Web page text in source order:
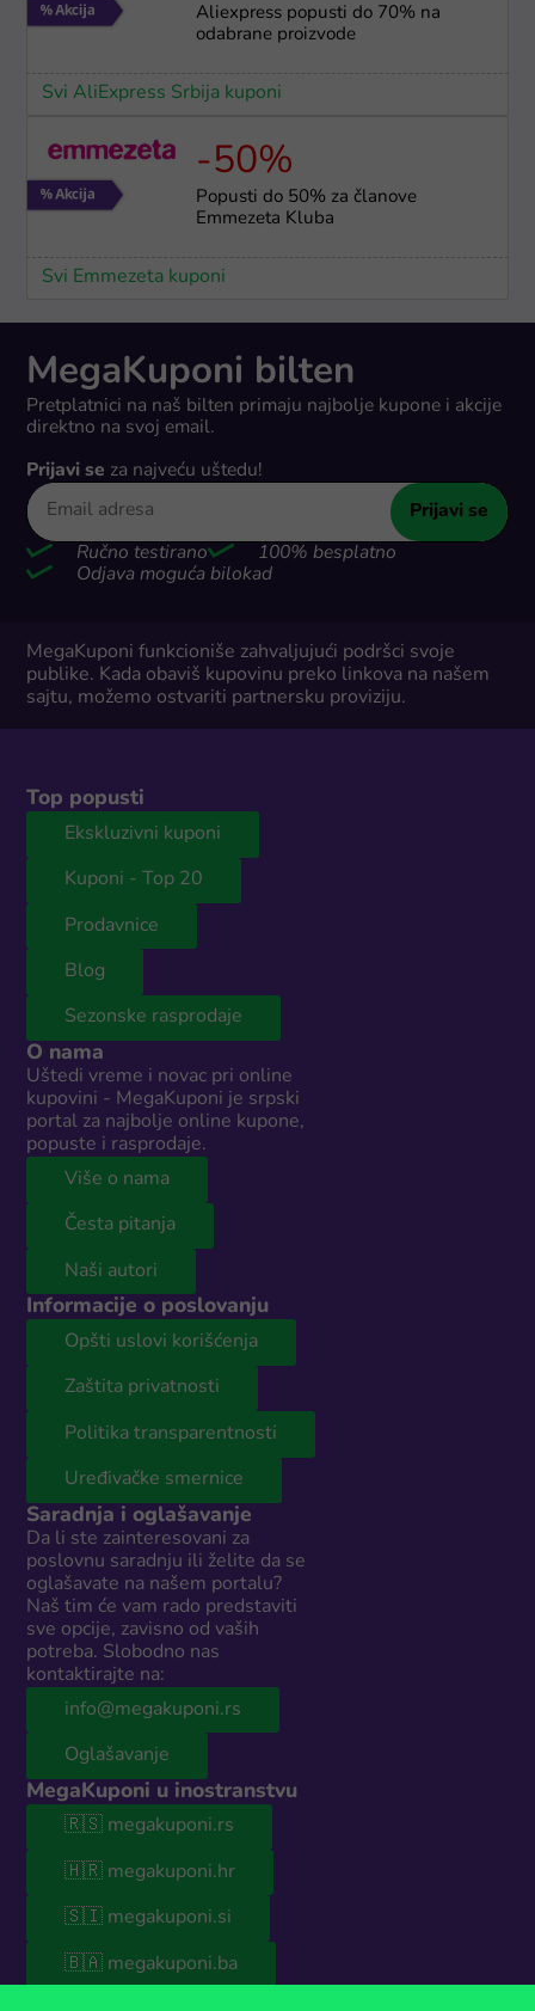
Aliexpress popusti do 70% na
odabrane proizvode
Svi AliExpress Srbija kuponi
-50%
Popusti do 50% za članove
Emmezeta Kluba
Svi Emmezeta kuponi
MegaKuponi bilten
Pretplatnici na naš bilten primaju najbolje kupone i akcije
direktno na svoj email.
Prijavi se za najveću uštedu!
Prijavi se
Ručno testirano
100% besplatno
Odjava moguća bilokad
MegaKuponi funkcioniše zahvaljujući podršci svoje
publike. Kada obaviš kupovinu preko linkova na našem
sajtu, možemo ostvariti partnersku proviziju.
Top popusti
Ekskluzivni kuponi
Kuponi - Top 20
Prodavnice
Blog
Sezonske rasprodaje
O nama
Uštedi vreme i novac pri online
kupovini - MegaKuponi je srpski
portal za najbolje online kupone,
popuste i rasprodaje.
Više o nama
Česta pitanja
Naši autori
Informacije o poslovanju
Opšti uslovi korišćenja
Zaštita privatnosti
Politika transparentnosti
Uređivačke smernice
Saradnja i oglašavanje
Da li ste zainteresovani za
poslovnu saradnju ili želite da se
oglašavate na našem portalu?
Naš tim će vam rado predstaviti
sve opcije, zavisno od vaših
potreba. Slobodno nas
kontaktirajte na:
info@megakuponi.rs
Oglašavanje
MegaKuponi u inostranstvu
🇷🇸 megakuponi.rs
🇭🇷 megakuponi.hr
🇸🇮 megakuponi.si
🇧🇦 megakuponi.ba